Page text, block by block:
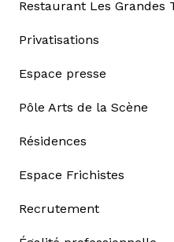
Restaurant Les Grandes
Privatisations
Espace presse
Pôle Arts de la Scène
Résidences
Espace Frichistes
Recrutement